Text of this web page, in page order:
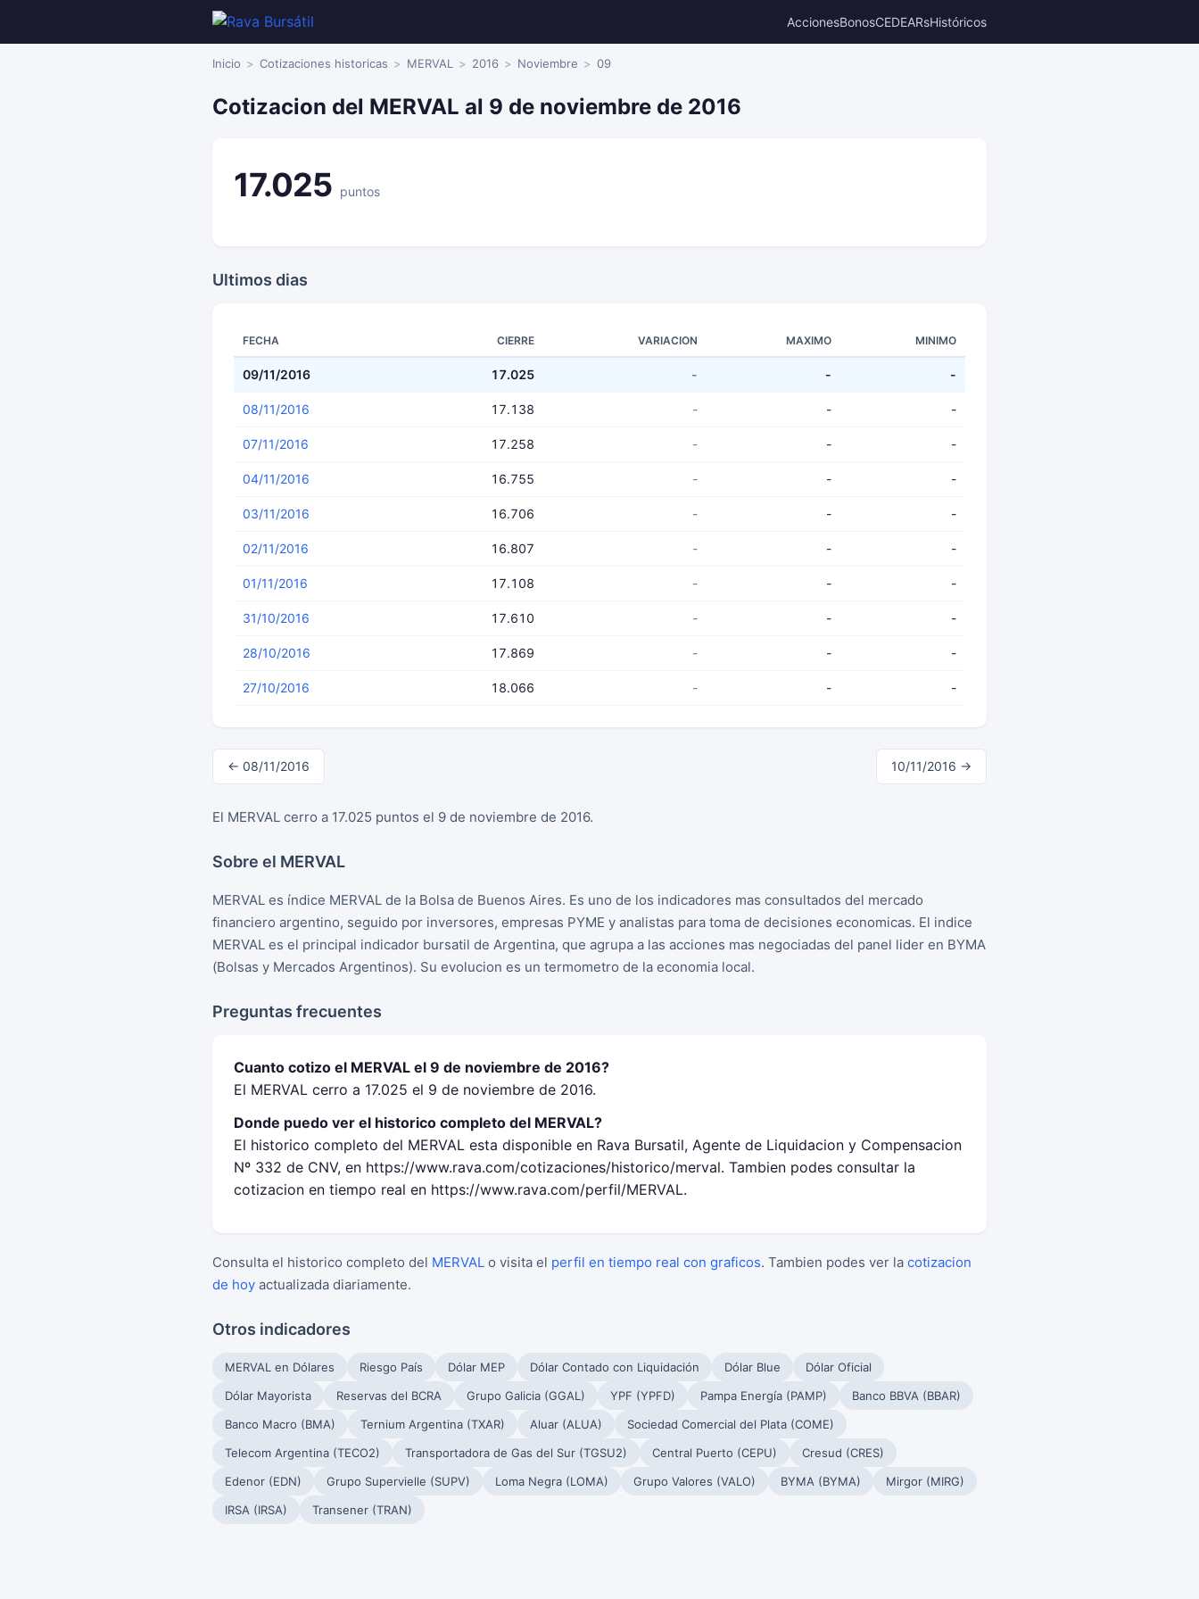
AccionesBonosCEDEARsHistóricos
Inicio Cotizaciones historicas MERVAL 2016 Noviembre 09
Cotizacion del MERVAL al 9 de noviembre de 2016
17.025 puntos
Ultimos dias
FECHA CIERRE VARIACION MAXIMO MINIMO
09/11/2016 17.025 - - -
08/11/2016 17.138 - - -
07/11/2016 17.258 - - -
04/11/2016 16.755 - - -
03/11/2016 16.706 - - -
02/11/2016 16.807 - - -
01/11/2016 17.108 - - -
31/10/2016 17.610 - - -
28/10/2016 17.869 - - -
27/10/2016 18.066 - - -
← 08/11/2016 10/11/2016 →
El MERVAL cerro a 17.025 puntos el 9 de noviembre de 2016.
Sobre el MERVAL
MERVAL es índice MERVAL de la Bolsa de Buenos Aires. Es uno de los indicadores mas consultados del mercado
financiero argentino, seguido por inversores, empresas PYME y analistas para toma de decisiones economicas. El indice
MERVAL es el principal indicador bursatil de Argentina, que agrupa a las acciones mas negociadas del panel lider en BYMA
(Bolsas y Mercados Argentinos). Su evolucion es un termometro de la economia local.
Preguntas frecuentes
Cuanto cotizo el MERVAL el 9 de noviembre de 2016?
El MERVAL cerro a 17.025 el 9 de noviembre de 2016.
Donde puedo ver el historico completo del MERVAL?
El historico completo del MERVAL esta disponible en Rava Bursatil, Agente de Liquidacion y Compensacion
Nº 332 de CNV, en https://www.rava.com/cotizaciones/historico/merval. Tambien podes consultar la
cotizacion en tiempo real en https://www.rava.com/perfil/MERVAL.
Consulta el historico completo del MERVAL o visita el perfil en tiempo real con graficos. Tambien podes ver la cotizacion
de hoy actualizada diariamente.
Otros indicadores
MERVAL en Dólares Riesgo País Dólar MEP Dólar Contado con Liquidación Dólar Blue
Dólar Oficial
Dólar Mayorista
Reservas del BCRA Grupo Galicia (GGAL) YPF (YPFD) Pampa Energía (PAMP)
Banco BBVA (BBAR)
Banco Macro (BMA)
Ternium Argentina (TXAR) Aluar (ALUA)
Sociedad Comercial del Plata (COME)
Telecom Argentina (TECO2)
Transportadora de Gas del Sur (TGSU2) Central Puerto (CEPU)
Cresud (CRES)
Edenor (EDN)
Grupo Supervielle (SUPV) Loma Negra (LOMA) Grupo Valores (VALO) BYMA (BYMA)
Mirgor (MIRG)
IRSA (IRSA)
Transener (TRAN)